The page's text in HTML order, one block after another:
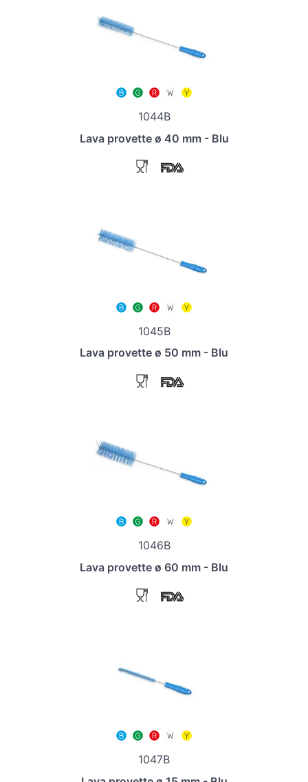
1044B
Lava provette ø 40 mm - Blu
1045B
Lava provette ø 50 mm - Blu
1046B
Lava provette ø 60 mm - Blu
1047B